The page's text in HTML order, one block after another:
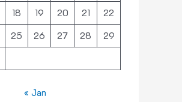
18 19 20 21
22
25 26 27 28
29
« Jan